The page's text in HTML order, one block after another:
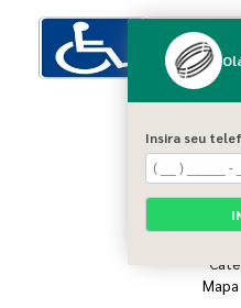
Insira seu